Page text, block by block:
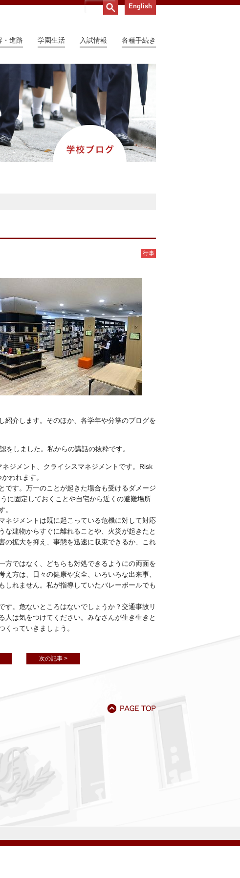
English
・進路 学園生活 入試情報 各種手続き
行事
紹介します。そのほか、各学年や分掌のブログを
をしました。私からの講話の抜粋です。
ジメント、クライシスマネジメントです。Risk
われます。
です。万一のことが起きた場合も受けるダメージ
に固定しておくことや自宅から近くの避難場所
。
ネジメントは既に起こっている危機に対して対応
な建物からすぐに離れることや、火災が起きたと
の拡大を抑え、事態を迅速に収束できるか、これ
方ではなく、どちらも対処できるようにの両面を
方は、日々の健康や安全、いろいろな出来事、
しれません。私が指導していたバレーボールでも
。危ないところはないでしょうか？交通事故リ
人は気をつけてください。みなさんが生き生きと
っていきましょう。
次の記事 >